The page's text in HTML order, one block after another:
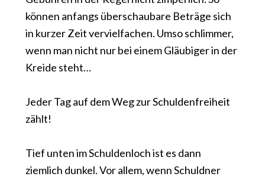
können anfangs überschaubare Beträge sich
in kurzer Zeit vervielfachen. Umso schlimmer,
wenn man nicht nur bei einem Gläubiger in der
Kreide steht…
Jeder Tag auf dem Weg zur Schuldenfreiheit
zählt!
Tief unten im Schuldenloch ist es dann
ziemlich dunkel. Vor allem, wenn Schuldner